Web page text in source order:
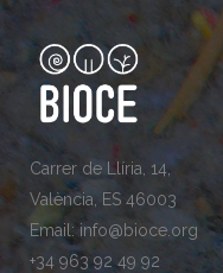
Carrer de Llíria, 14,
València, ES 46003
Email: info@bioce.org
+34 963 92 49 92